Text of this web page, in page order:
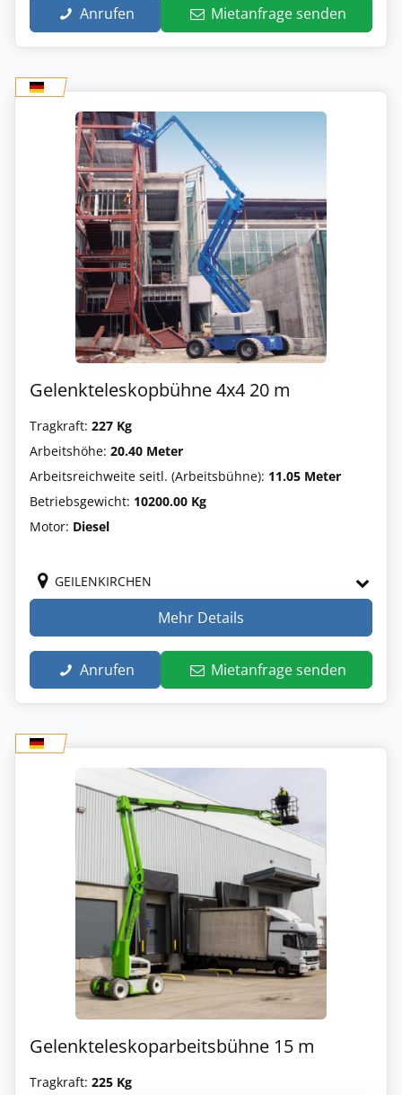
Anrufen Mietanfrage senden
Gelenkteleskopbühne 4x4 20 m
Tragkraft: 227 Kg
Arbeitshöhe: 20.40 Meter
Arbeitsreichweite seitl. (Arbeitsbühne): 11.05 Meter
Betriebsgewicht: 10200.00 Kg
Motor: Diesel
GEILENKIRCHEN
Mehr Details
Anrufen Mietanfrage senden
Gelenkteleskoparbeitsbühne 15 m
Tragkraft: 225 Kg